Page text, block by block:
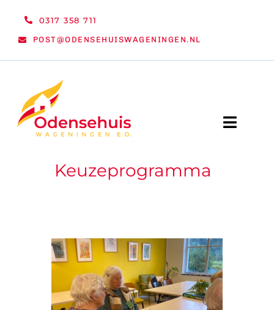
0317 358 711
POST@ODENSEHUISWAGENINGEN.NL
Toggle
WELKOM
VRIJWILLIGERS & STAGIAIRES
Keuzeprogramma